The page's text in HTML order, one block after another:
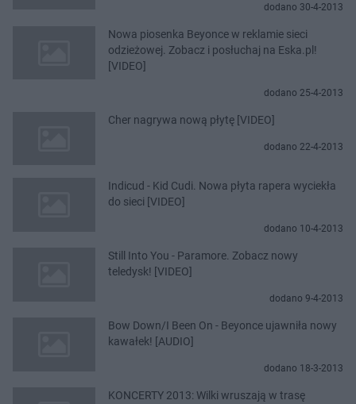
dodano 30-4-2013
Nowa piosenka Beyonce w reklamie sieci
odzieżowej. Zobacz i posłuchaj na Eska.pl!
[VIDEO]
dodano 25-4-2013
Cher nagrywa nową płytę [VIDEO]
dodano 22-4-2013
Indicud - Kid Cudi. Nowa płyta rapera wyciekła
do sieci [VIDEO]
dodano 10-4-2013
Still Into You - Paramore. Zobacz nowy
teledysk! [VIDEO]
dodano 9-4-2013
Bow Down/I Been On - Beyonce ujawniła nowy
kawałek! [AUDIO]
dodano 18-3-2013
KONCERTY 2013: Wilki wruszają w trasę